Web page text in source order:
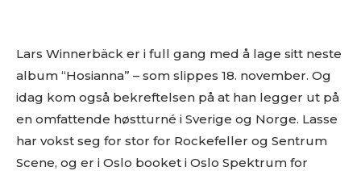
Lars Winnerbäck er i full gang med å lage sitt neste
album “Hosianna” – som slippes 18. november. Og
idag kom også bekreftelsen på at han legger ut på
en omfattende høstturné i Sverige og Norge. Lasse
har vokst seg for stor for Rockefeller og Sentrum
Scene, og er i Oslo booket i Oslo Spektrum for